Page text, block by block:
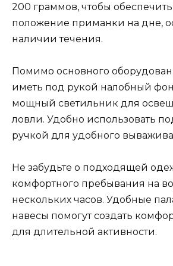
200 граммов, чтобы
положение приманки на дне,
наличии течения.
Помимо основного
иметь под рукой налобный
мощный светильник для
ловли. Удобно использовать
ручкой для удобного
Не забудьте о подходящей
комфортного пребывания на
нескольких часов. Удобные
навесы помогут создать
для длительной активности.